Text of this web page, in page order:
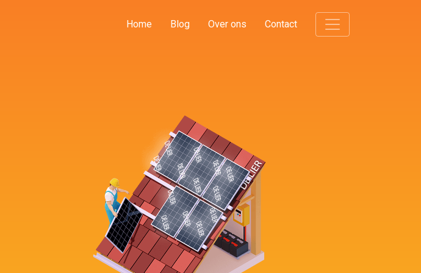
Home Blog Over ons Contact